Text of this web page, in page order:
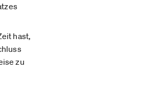
hast,
zu